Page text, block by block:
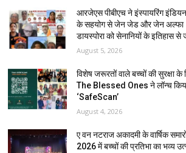
आरजेएस पीबीएच ने इंस्पायरिंग
के सहयोग से जेन जेड और जेन अल्फा
डायस्पोरा को सेनानियों के इतिहास से
August 5, 2026
विशेष जरूरतों वाले बच्चों की सुरक्षा के
The Blessed Ones ने लॉन्च
‘SafeScan’
August 4, 2026
ए वन नटराज अकादमी के वार्षिक
2026 में बच्चों की प्रतिभा का भव्य